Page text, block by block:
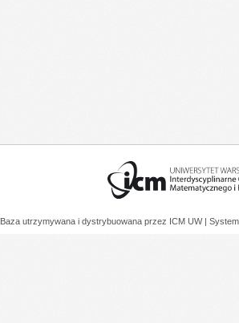
Baza utrzymywana i dystrybuowana przez ICM UW |